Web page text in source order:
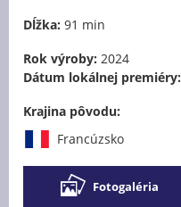
Dĺžka: 91 min
Rok výroby: 2024
Dátum lokálnej premiéry:
Krajina pôvodu:
Francúzsko
Fotogaléria